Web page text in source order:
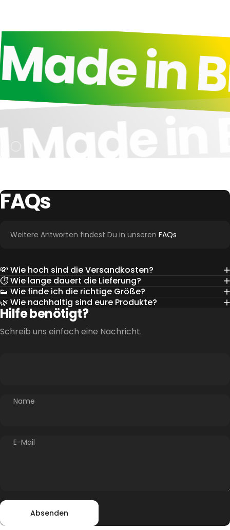
in
Made in
FAQs
Weitere Antworten findest Du in unseren FAQs
💸 Wie hoch sind die Versandkosten?
⏱️ Wie lange dauert die Lieferung?
👟 Wie finde ich die richtige Größe?
🌿 Wie nachhaltig sind eure Produkte?
Hilfe benötigt?
Schreib uns einfach eine Nachricht.
Name
E-Mail
Absenden
Absenden